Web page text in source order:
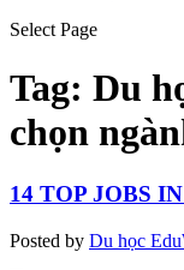
Select Page
Tag: Du
chọn
14 TOP JOBS
Posted by Du học